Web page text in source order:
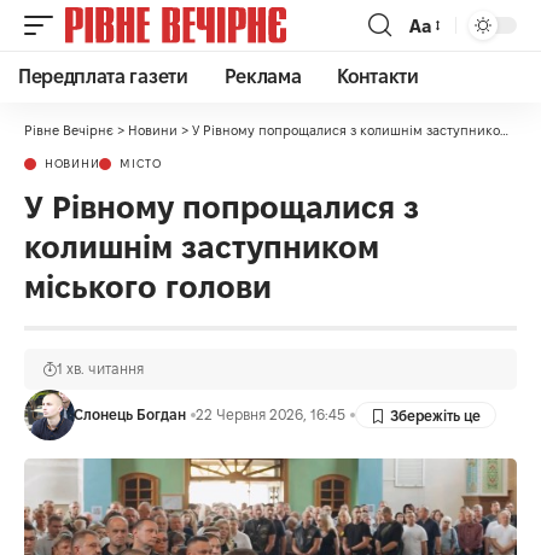
Аа
Передплата газети Реклама Контакти
Рівне Вечірнє > Новини > У Рівному попрощалися з колишнім заступником міського голови
НОВИНИ МІСТО
У Рівному попрощалися з
колишнім заступником
міського голови
Слонець Богдан 22 Червня 2026, 16:45
1 хв. читання